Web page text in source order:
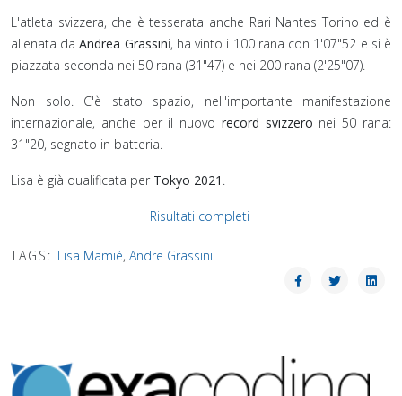
L'atleta svizzera, che è tesserata anche Rari Nantes Torino ed è
allenata daAndrea Grassini, ha vinto i 100 rana con 1'07"52 e si è
piazzata seconda nei 50 rana (31"47) e nei 200 rana (2'25"07).
Non solo. C'è stato spazio, nell'importante manifestazione
internazionale, anche per il nuovo record svizzero nei 50 rana:
31"20, segnato in batteria.
Lisa è già qualificata per Tokyo 2021 .
Risultati completi
TAGS: Lisa Mamié, Andre Grassini